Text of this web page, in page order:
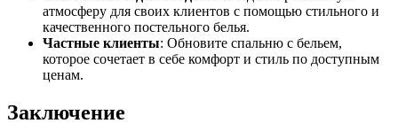
атмосферу для своих клиентов с помощью стильного и
качественного постельного белья.
Частные клиенты: Обновите спальню с бельем,
которое сочетает в себе комфорт и стиль по доступным
ценам.
Заключение